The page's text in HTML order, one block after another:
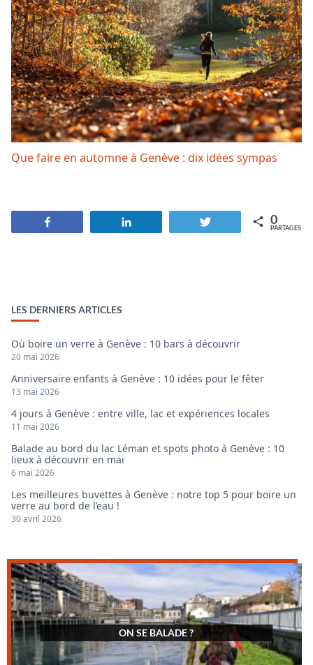
Que faire en automne à Genève : dix idées sympas
Tweetez 0
PARTAGES
LES DERNIERS ARTICLES
Où boire un verre à Genève : 10 bars à découvrir
20 mai 2026
Anniversaire enfants à Genève : 10 idées pour le fêter
13 mai 2026
4 jours à Genève : entre ville, lac et expériences locales
11 mai 2026
Balade au bord du lac Léman et spots photo à Genève : 10
lieux à découvrir en mai
6 mai 2026
Les meilleures buvettes à Genève : notre top 5 pour boire un
verre au bord de l’eau !
30 avril 2026
ON SE BALADE ?